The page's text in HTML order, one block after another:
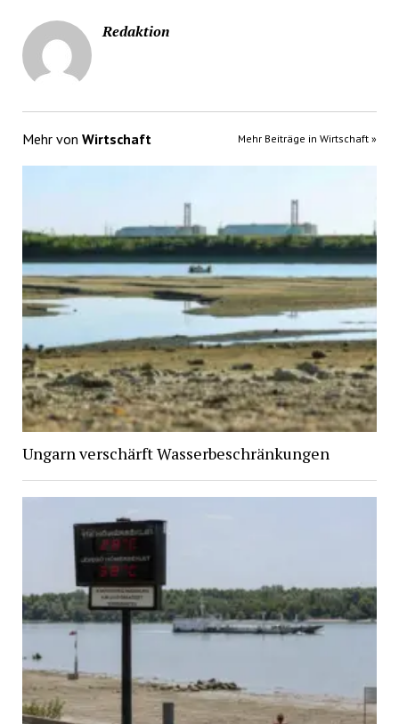
Redaktion
Mehr von Wirtschaft Mehr Beiträge in Wirtschaft »
Ungarn verschärft Wasserbeschränkungen